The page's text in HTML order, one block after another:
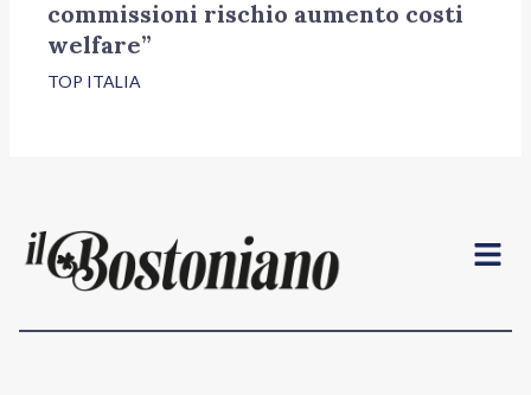
commissioni rischio aumento costi
welfare”
TOP ITALIA
Menu